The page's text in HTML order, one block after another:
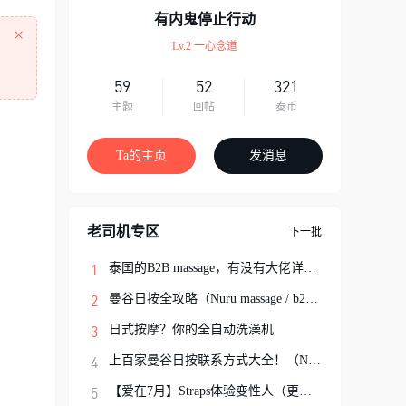
×
有内鬼停止行动
Lv.2 一心念道
59
主题
52
回帖
321
泰币
Ta的主页 发消息
老司机专区 下一批
泰国的B2B massage，有没有大佬详细解说一
曼谷日按全攻略（Nuru massage / b2b按摩避
日式按摩？你的全自动洗澡机
上百家曼谷日按联系方式大全！（Nuru Massa
【爱在7月】Straps体验变性人（更新完结）